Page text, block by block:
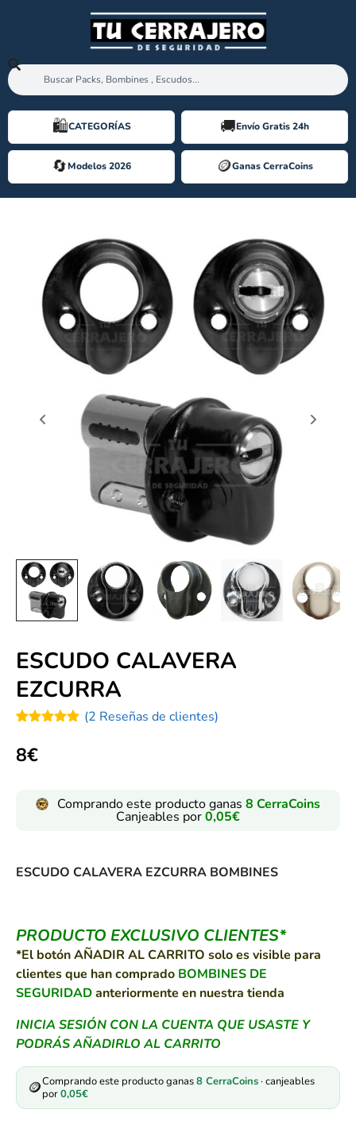
🛍️️CATEGORÍAS 🚚Envío Gratis 24h
🔄Modelos 2026 🪙️Ganas CerraCoins
ESCUDO CALAVERA
EZCURRA
con
de 5 en
(2 Reseñas de clientes)
8€
Comprando este producto ganas 8 CerraCoins
Canjeables por0,05€
ESCUDO CALAVERA EZCURRA BOMBINES
PRODUCTO EXCLUSIVO CLIENTES*
*El botón AÑADIR AL CARRITO solo es visible para
clientes que han comprado BOMBINES DE
SEGURIDADanteriormente en nuestra tienda
INICIA SESIÓN CON LA CUENTA QUE USASTE Y
PODRÁS AÑADIRLO AL CARRITO
🪙Comprando este producto ganas8 CerraCoins· canjeables
por0,05€